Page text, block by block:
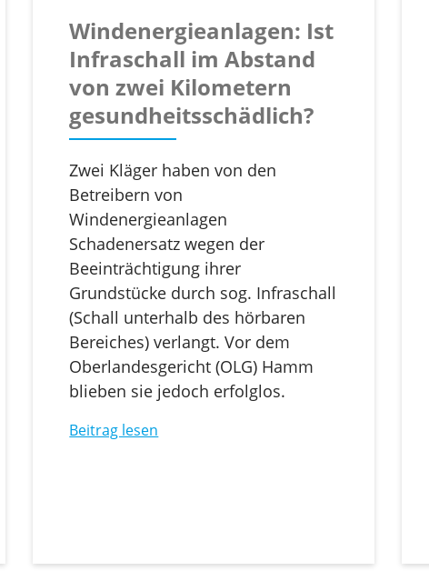
Windenergieanlagen: Ist
Infraschall im Abstand
von zwei Kilometern
gesundheitsschädlich?
Zwei Kläger haben von den
Betreibern von
Windenergieanlagen
Schadenersatz wegen der
Beeinträchtigung ihrer
Grundstücke durch sog. Infraschall
(Schall unterhalb des hörbaren
Bereiches) verlangt. Vor dem
Oberlandesgericht (OLG) Hamm
blieben sie jedoch erfolglos.
Beitrag lesen